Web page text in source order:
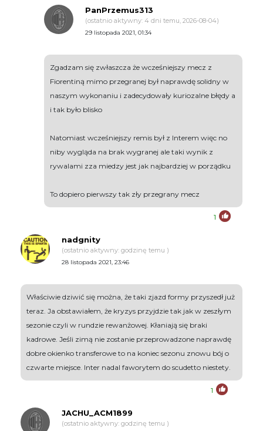
PanPrzemus313
(ostatnio aktywny: 4 dni temu, 2026-08-04)
29 listopada 2021, 01:34
Zgadzam się zwłaszcza że wcześniejszy mecz z
Fiorentiną mimo przegranej był naprawdę solidny w
naszym wykonaniu i zadecydowały kuriozalne błędy a
i tak było blisko
Natomiast wcześniejszy remis był z Interem więc no
niby wygląda na brak wygranej ale taki wynik z
rywalami zza miedzy jest jak najbardziej w porządku
To dopiero pierwszy tak zły przegrany mecz
1
nadgnity
(ostatnio aktywny: godzinę temu )
28 listopada 2021, 23:46
Właściwie dziwić się można, że taki zjazd formy przyszedł już
teraz. Ja obstawiałem, że kryzys przyjdzie tak jak w zeszłym
sezonie czyli w rundzie rewanżowej. Kłaniają się braki
kadrowe. Jeśli zimą nie zostanie przeprowadzone naprawdę
dobre okienko transferowe to na koniec sezonu znowu bój o
czwarte miejsce. Inter nadal faworytem do scudetto niestety.
1
JACHU_ACM1899
(ostatnio aktywny: godzinę temu )